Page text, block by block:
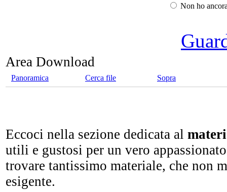
Non ho
Area Download
Panoramica Cerca file Sopra
Eccoci nella sezione dedicata al
utili e gustosi per un vero
trovare tantissimo materiale, che non
esigente.